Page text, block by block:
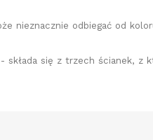
nieznacznie odbiegać od
składa się z trzech ścianek, z